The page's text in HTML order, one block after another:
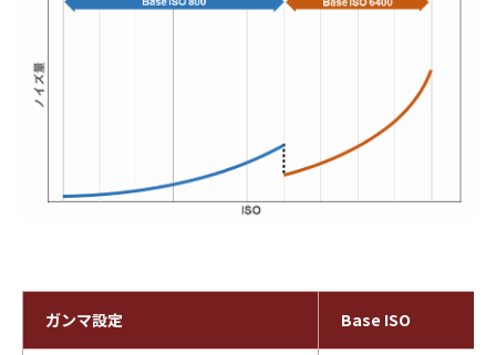
ガンマ設定 Base ISO